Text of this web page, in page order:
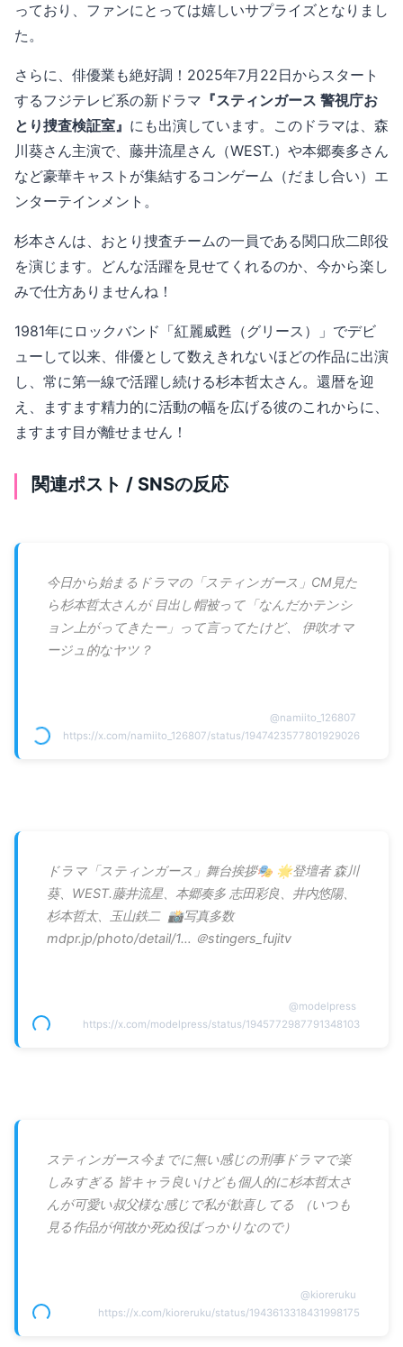
っており、ファンにとっては嬉しいサプライズとなりまし
た。
さらに、俳優業も絶好調！2025年7月22日からスタート
するフジテレビ系の新ドラマ 『スティンガース 警視庁お
とり捜査検証室』 にも出演しています。このドラマは、森
川葵さん主演で、藤井流星さん（WEST.）や本郷奏多さん
など豪華キャストが集結するコンゲーム（だまし合い）エ
ンターテインメント。
杉本さんは、おとり捜査チームの一員である関口欣二郎役
を演じます。どんな活躍を見せてくれるのか、今から楽し
みで仕方ありませんね！
1981年にロックバンド「紅麗威甦（グリース）」でデビ
ューして以来、俳優として数えきれないほどの作品に出演
し、常に第一線で活躍し続ける杉本哲太さん。還暦を迎
え、ますます精力的に活動の幅を広げる彼のこれからに、
ますます目が離せません！
関連ポスト / SNSの反応
今日から始まるドラマの「スティンガース」CM見た
ら杉本哲太さんが 目出し帽被って「なんだかテンシ
ョン上がってきたー」って言ってたけど、 伊吹オマ
ージュ的なヤツ？
@namiito_126807
https://x.com/namiito_126807/status/1947423577801929026
ドラマ「スティンガース」舞台挨拶🎭 🌟登壇者 森川
葵、WEST.藤井流星、本郷奏多 志田彩良、井内悠陽、
杉本哲太、玉山鉄二 ️ 📸写真多数
mdpr.jp/photo/detail/1… ＠stingers_fujitv
@modelpress
https://x.com/modelpress/status/1945772987791348103
スティンガース今までに無い感じの刑事ドラマで楽
しみすぎる 皆キャラ良いけども個人的に杉本哲太さ
んが可愛い叔父様な感じで私が歓喜してる （いつも
見る作品が何故か死ぬ役ばっかりなので）
@kioreruku
https://x.com/kioreruku/status/1943613318431998175